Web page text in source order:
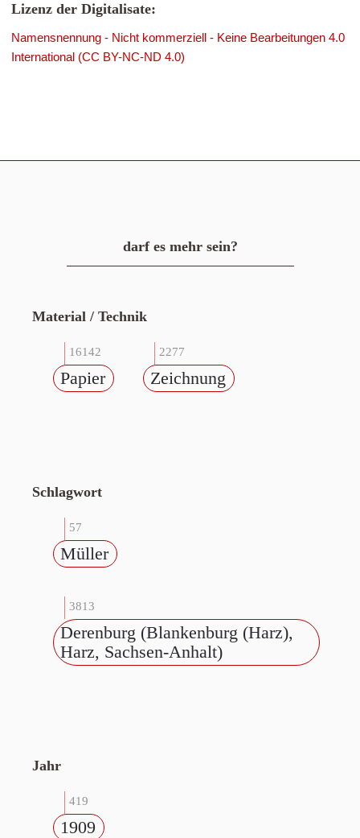
Lizenz der Digitalisate:
Namensnennung - Nicht kommerziell - Keine Bearbeitungen 4.0
International (CC BY-NC-ND 4.0)
darf es mehr sein?
Material / Technik
16142
Papier
2277
Zeichnung
Schlagwort
57
Müller
3813
Derenburg (Blankenburg (Harz),
Harz, Sachsen-Anhalt)
Jahr
419
1909